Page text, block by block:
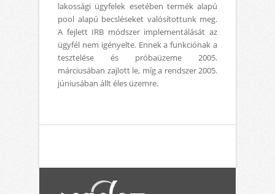
lakossági ügyfelek esetében termék alapú
pool alapú becsléseket valósítottunk meg.
A fejlett IRB módszer implementálását az
ügyfél nem igényelte. Ennek a funkciónak a
tesztelése és próbaüzeme 2005.
márciusában zajlott le, míg a rendszer 2005.
júniusában állt éles üzemre.